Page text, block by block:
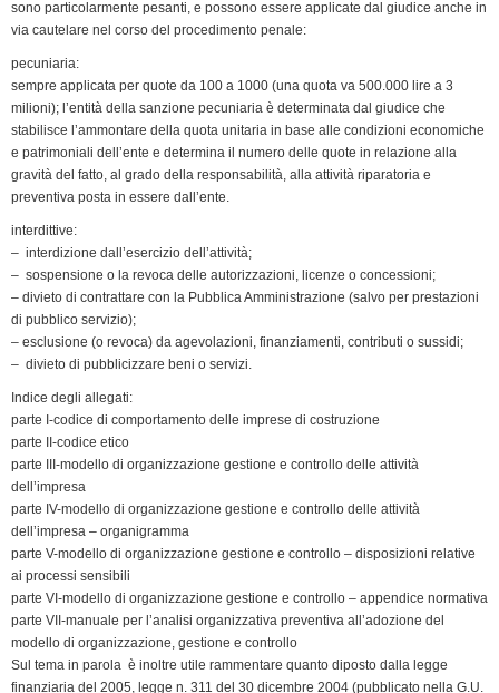
sono particolarmente pesanti, e possono essere applicate dal giudice anche in
via cautelare nel corso del procedimento penale:
pecuniaria:
sempre applicata per quote da 100 a 1000 (una quota va 500.000 lire a 3
milioni); l’entità della sanzione pecuniaria è determinata dal giudice che
stabilisce l’ammontare della quota unitaria in base alle condizioni economiche
e patrimoniali dell’ente e determina il numero delle quote in relazione alla
gravità del fatto, al grado della responsabilità, alla attività riparatoria e
preventiva posta in essere dall’ente.
interdittive:
– interdizione dall’esercizio dell’attività;
– sospensione o la revoca delle autorizzazioni, licenze o concessioni;
– divieto di contrattare con la Pubblica Amministrazione (salvo per prestazioni
di pubblico servizio);
– esclusione (o revoca) da agevolazioni, finanziamenti, contributi o sussidi;
– divieto di pubblicizzare beni o servizi.
Indice degli allegati:
parte I-codice di comportamento delle imprese di costruzione
parte II-codice etico
parte III-modello di organizzazione gestione e controllo delle attività
dell’impresa
parte IV-modello di organizzazione gestione e controllo delle attività
dell’impresa – organigramma
parte V-modello di organizzazione gestione e controllo – disposizioni relative
ai processi sensibili
parte VI-modello di organizzazione gestione e controllo – appendice normativa
parte VII-manuale per l’analisi organizzativa preventiva all’adozione del
modello di organizzazione, gestione e controllo
Sul tema in parola è inoltre utile rammentare quanto diposto dalla legge
finanziaria del 2005, legge n. 311 del 30 dicembre 2004 (pubblicato nella G.U.